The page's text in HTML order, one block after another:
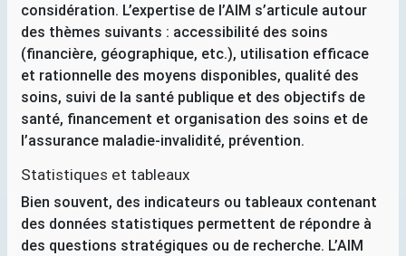
considération. L’expertise de l’AIM s’articule autour
des thèmes suivants : accessibilité des soins
(financière, géographique, etc.), utilisation efficace
et rationnelle des moyens disponibles, qualité des
soins, suivi de la santé publique et des objectifs de
santé, financement et organisation des soins et de
l’assurance maladie-invalidité, prévention.
Statistiques et tableaux
Bien souvent, des indicateurs ou tableaux contenant
des données statistiques permettent de répondre à
des questions stratégiques ou de recherche. L’AIM